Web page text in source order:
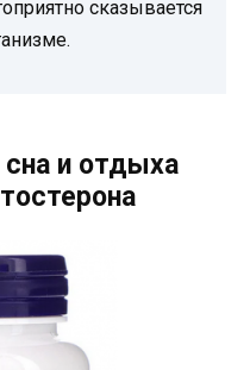
сказывается
и отдыха